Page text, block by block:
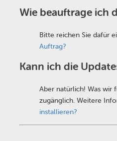
Wie beauftrage ich
Bitte reichen Sie dafür
Auftrag?
Kann ich die
Aber natürlich! Was wir
zugänglich. Weitere
installieren?